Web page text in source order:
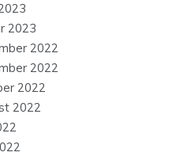
2023
2022
2022
2022
2022